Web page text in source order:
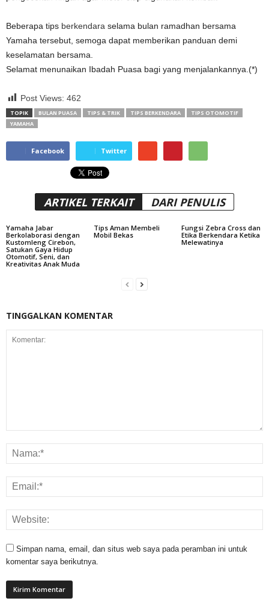
Beberapa tips berkendara selama bulan ramadhan bersama
Yamaha tersebut, semoga dapat memberikan panduan demi
keselamatan bersama.
Selamat menunaikan Ibadah Puasa bagi yang menjalankannya.(*)
Post Views: 462
TOPIK BULAN PUASA TIPS & TRIK TIPS BERKENDARA
TIPS OTOMOTIF
YAMAHA
Facebook Twitter
ARTIKEL TERKAIT DARI PENULIS
Yamaha Jabar
Berkolaborasi dengan
Kustomleng Cirebon,
Satukan Gaya Hidup
Otomotif, Seni, dan
Kreativitas Anak Muda
Tips Aman Membeli
Mobil Bekas
Fungsi Zebra Cross dan
Etika Berkendara Ketika
Melewatinya
TINGGALKAN KOMENTAR
Simpan nama, email, dan situs web saya pada peramban ini untuk
komentar saya berikutnya.